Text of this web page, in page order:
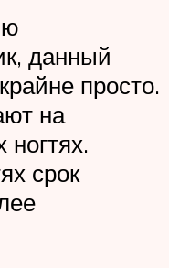
данный
просто.
на
срок